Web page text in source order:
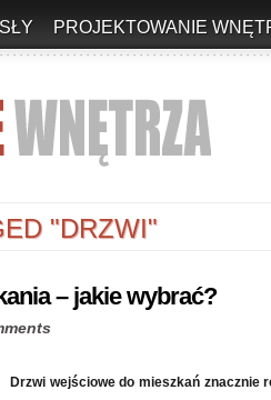
PROJEKTOWANIE
"DRZWI"
– jakie wybrać?
Drzwi wejściowe do mieszkań znacznie